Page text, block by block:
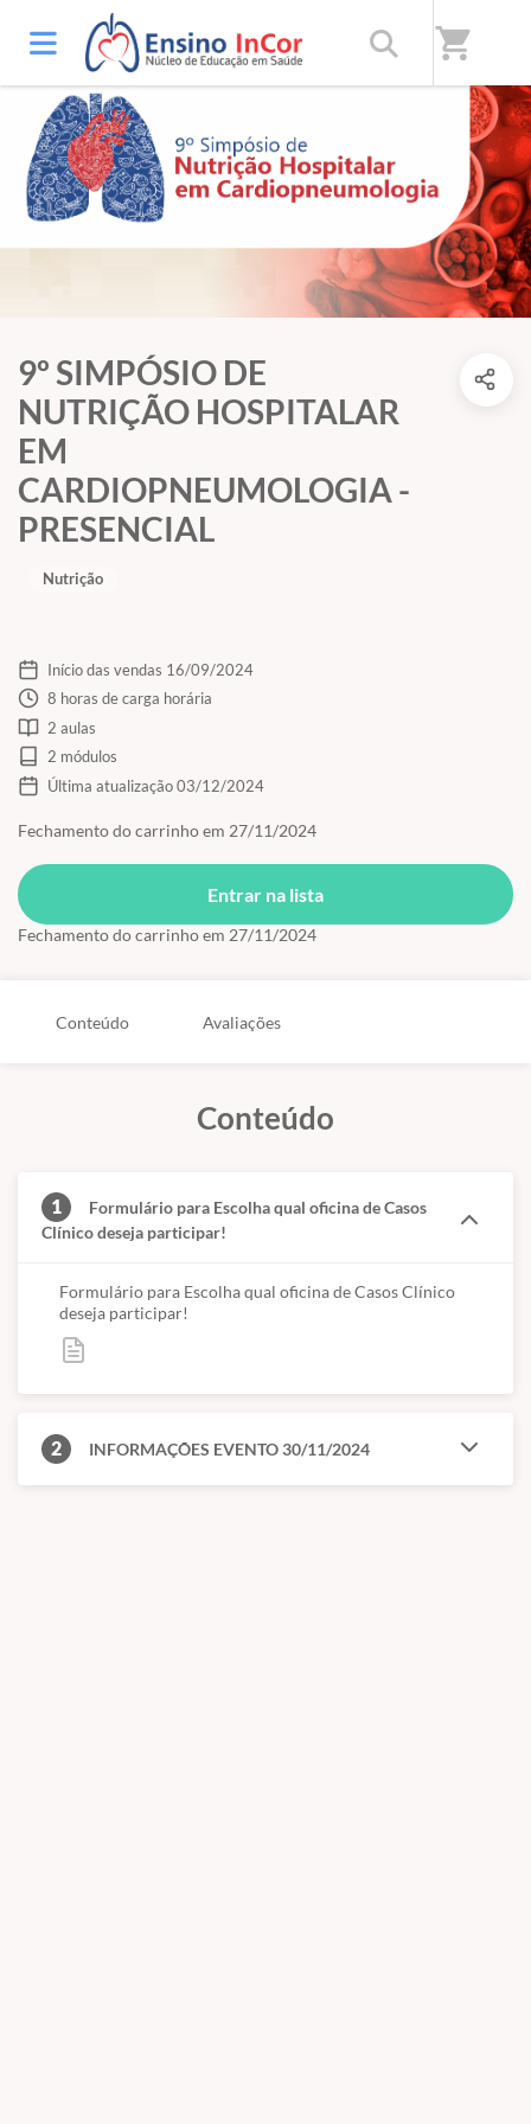
shopping_cart
9º SIMPÓSIO DE
NUTRIÇÃO HOSPITALAR
EM
CARDIOPNEUMOLOGIA -
PRESENCIAL
Nutrição
Início das vendas 16/09/2024
8 horas de carga horária
2 aulas
2 módulos
Última atualização 03/12/2024
Fechamento do carrinho em 27/11/2024
Entrar na lista
Fechamento do carrinho em 27/11/2024
Conteúdo Avaliações
Conteúdo
1
Formulário para Escolha qual oficina de Casos
Clínico deseja participar!
Formulário para Escolha qual oficina de Casos Clínico
deseja participar!
2 INFORMAÇÕES EVENTO 30/11/2024